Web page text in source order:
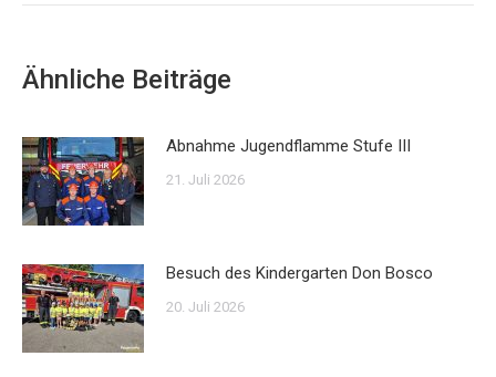
Ähnliche Beiträge
Abnahme Jugendflamme Stufe III
21. Juli 2026
Besuch des Kindergarten Don Bosco
20. Juli 2026